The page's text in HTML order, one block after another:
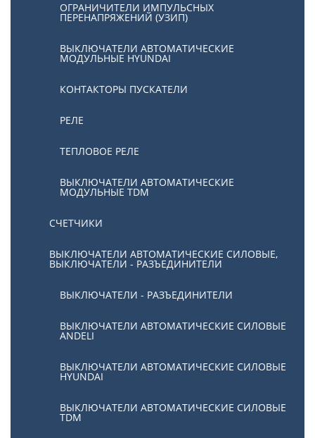
ОГРАНИЧИТЕЛИ ИМПУЛЬСНЫХ
ПЕРЕНАПРЯЖЕНИЙ (УЗИП)
ВЫКЛЮЧАТЕЛИ АВТОМАТИЧЕСКИЕ
МОДУЛЬНЫЕ HYUNDAI
КОНТАКТОРЫ ПУСКАТЕЛИ
РЕЛЕ
ТЕПЛОВОЕ РЕЛЕ
ВЫКЛЮЧАТЕЛИ АВТОМАТИЧЕСКИЕ
МОДУЛЬНЫЕ TDM
СЧЕТЧИКИ
ВЫКЛЮЧАТЕЛИ АВТОМАТИЧЕСКИЕ СИЛОВЫЕ,
ВЫКЛЮЧАТЕЛИ - РАЗЪЕДИНИТЕЛИ
ВЫКЛЮЧАТЕЛИ - РАЗЪЕДИНИТЕЛИ
ВЫКЛЮЧАТЕЛИ АВТОМАТИЧЕСКИЕ СИЛОВЫЕ
ANDELI
ВЫКЛЮЧАТЕЛИ АВТОМАТИЧЕСКИЕ СИЛОВЫЕ
HYUNDAI
ВЫКЛЮЧАТЕЛИ АВТОМАТИЧЕСКИЕ СИЛОВЫЕ
TDM